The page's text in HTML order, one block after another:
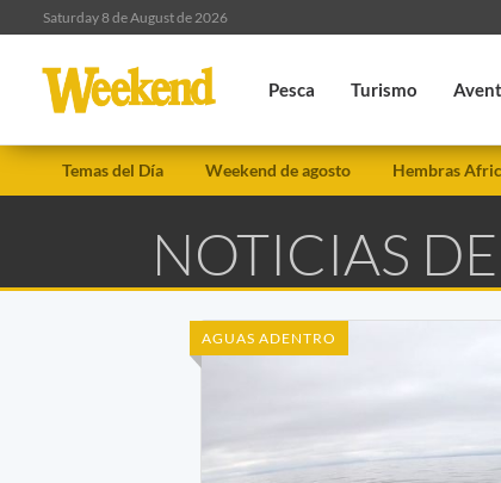
Saturday 8 de August de 2026
Pesca Turismo
Temas del Día Weekend de agosto Hembras
NOTICIAS
AGUAS ADENTRO